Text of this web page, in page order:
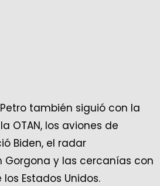
también siguió con la
OTAN, los aviones de
Biden, el radar
y las cercanías con
Estados Unidos.